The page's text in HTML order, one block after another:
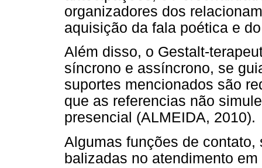
organizadores dos
aquisição da fala poética e
Além disso, o Gestalt-
síncrono e assíncrono, se
suportes mencionados são
que as referencias não
presencial (ALMEIDA, 2010).
Algumas funções de
balizadas no atendimento